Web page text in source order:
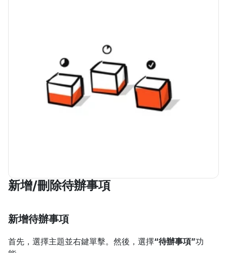
新增/刪除待辦事項
新增待辦事項
首先，選擇主題並右鍵單擊。然後，選擇“待辦事項”功